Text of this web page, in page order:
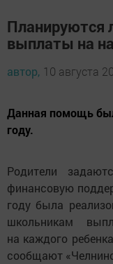
Планируются
выплаты на
автор, 10 августа
Данная помощь
году.
Родители
финансовую
году была
школьникам
на каждого
сообщают